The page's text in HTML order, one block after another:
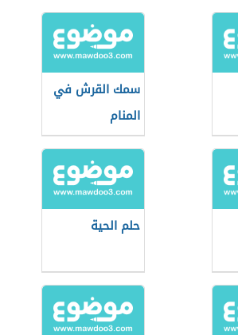
سمك القرش في
المنام
حلم الحية